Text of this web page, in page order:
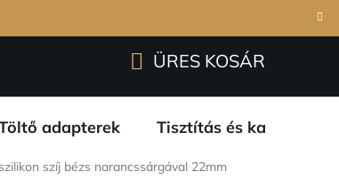
ÜRES KOSÁR
adapterek Tisztítás és
szíj bézs narancssárgával 22mm